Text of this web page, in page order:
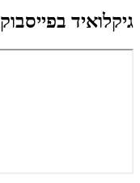
גיקלואיד בפייסבוק